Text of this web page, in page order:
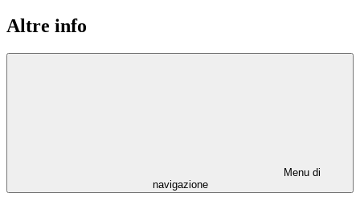
Altre info
Menu di
navigazione